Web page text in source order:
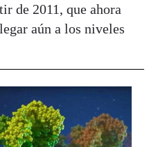
de 2011, que ahora
aún a los niveles